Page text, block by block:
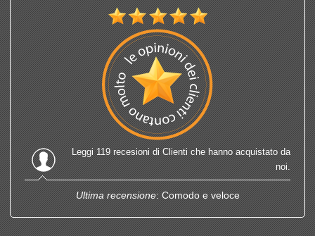
Leggi119 recesionidi Clienti che hanno acquistato da
noi.
Ultima recensione: Comodo e veloce